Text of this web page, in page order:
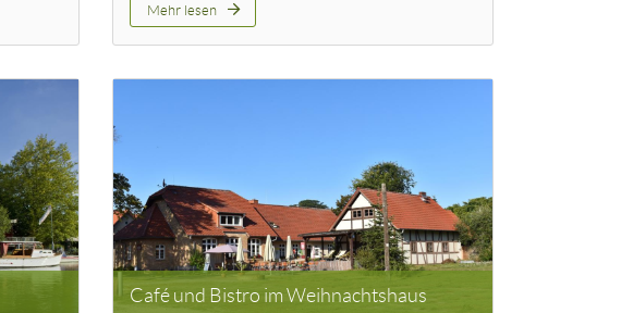
Mehr lesen
Café und Bistro im Weihnachtshaus